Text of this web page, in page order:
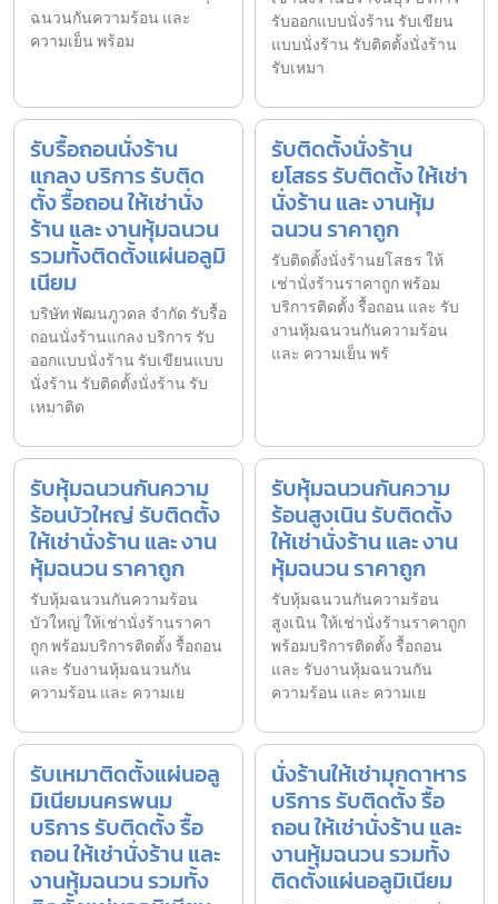
ฉนวนกันความร้อน และ
ความเย็น พร้อม
รับออกแบบนั่งร้าน รับเขียน
แบบนั่งร้าน รับติดตั้งนั่งร้าน
รับเหมา
รับรื้อถอนนั่งร้าน
แกลง บริการ รับติด
ตั้ง รื้อถอน ให้เช่านั่ง
ร้าน และ งานหุ้มฉนวน
รวมทั้งติดตั้งแผ่นอลูมิ
เนียม
บริษัท พัฒนภูวดล จำกัด รับรื้อ
ถอนนั่งร้านแกลง บริการ รับ
ออกแบบนั่งร้าน รับเขียนแบบ
นั่งร้าน รับติดตั้งนั่งร้าน รับ
เหมาติด
รับติดตั้งนั่งร้าน
ยโสธร รับติดตั้ง ให้เช่า
นั่งร้าน และ งานหุ้ม
ฉนวน ราคาถูก
รับติดตั้งนั่งร้านยโสธร ให้
เช่านั่งร้านราคาถูก พร้อม
บริการติดตั้ง รื้อถอน และ รับ
งานหุ้มฉนวนกันความร้อน
และ ความเย็น พร้
รับหุ้มฉนวนกันความ
ร้อนบัวใหญ่ รับติดตั้ง
ให้เช่านั่งร้าน และ งาน
หุ้มฉนวน ราคาถูก
รับหุ้มฉนวนกันความร้อน
บัวใหญ่ ให้เช่านั่งร้านราคา
ถูก พร้อมบริการติดตั้ง รื้อถอน
และ รับงานหุ้มฉนวนกัน
ความร้อน และ ความเย
รับหุ้มฉนวนกันความ
ร้อนสูงเนิน รับติดตั้ง
ให้เช่านั่งร้าน และ งาน
หุ้มฉนวน ราคาถูก
รับหุ้มฉนวนกันความร้อน
สูงเนิน ให้เช่านั่งร้านราคาถูก
พร้อมบริการติดตั้ง รื้อถอน
และ รับงานหุ้มฉนวนกัน
ความร้อน และ ความเย
รับเหมาติดตั้งแผ่นอลู
มิเนียมนครพนม
บริการ รับติดตั้ง รื้อ
ถอน ให้เช่านั่งร้าน และ
งานหุ้มฉนวน รวมทั้ง
นั่งร้านให้เช่ามุกดาหาร
บริการ รับติดตั้ง รื้อ
ถอน ให้เช่านั่งร้าน และ
งานหุ้มฉนวน รวมทั้ง
ติดตั้งแผ่นอลูมิเนียม